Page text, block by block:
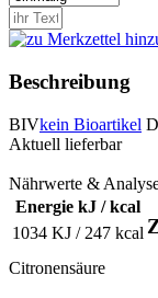
Beschreibung
BIVkein Bioartikel
Aktuell lieferbar
Nährwerte &
Energie kJ / kcal
1034 KJ / 247 kcal
Citronensäure